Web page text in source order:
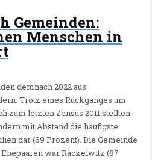
Gemeinden:
Menschen in
demnach 2022 aus
Trotz eines Rückganges um
zum letzten Zensus 2011 stellten
mit Abstand die häufigste
dar (69 Prozent). Die Gemeinde
war Räckelwitz (87